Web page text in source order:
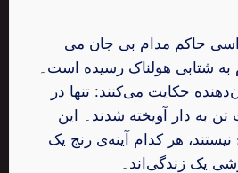
حاکم مدام بی جان می‌
شتابی هولناک رسیده است۔
حکایت می‌کنند: تنها در
دویست تن به دار آویخته شدند۔ این
هر کدام آینه‌ی رنج یک
یک زندگی‌اند۔